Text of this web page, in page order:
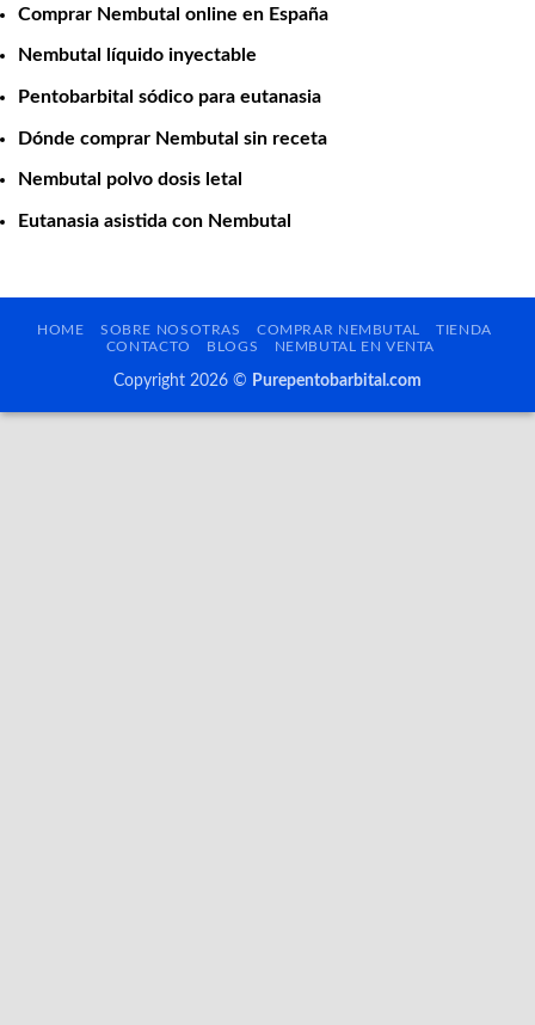
Comprar Nembutal online en España
Nembutal líquido inyectable
Pentobarbital sódico para eutanasia
Dónde comprar Nembutal sin receta
Nembutal polvo dosis letal
Eutanasia asistida con Nembutal
HOME SOBRE NOSOTRAS COMPRAR NEMBUTAL
TIENDA
CONTACTO
BLOGS NEMBUTAL EN VENTA
Copyright 2026 © Purepentobarbital.com